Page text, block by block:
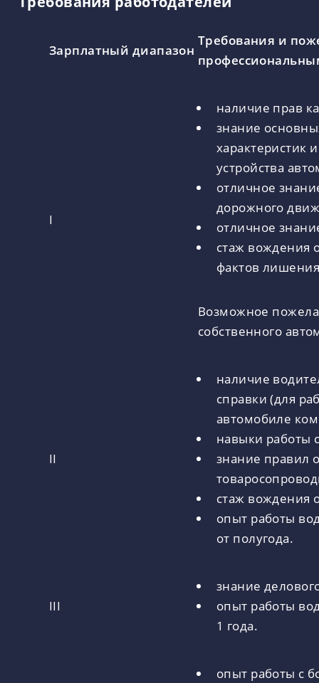
Зарплатный диапазон
Требования и
I
наличие прав
знание
характеристик
устройства
отличное
дорожного
отличное
стаж вождения
фактов
Возможное
собственного
II
наличие
справки (для
автомобиле
навыки работы
знание правил
стаж вождения
опыт работы
от полугода.
III
знание
опыт работы
1 года.
опыт работы с